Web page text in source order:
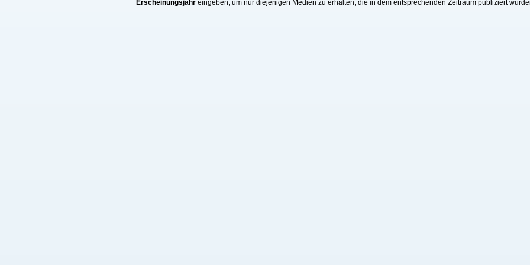
Erscheinungsjahr eingeben, um nur diejenigen Medien zu erhalten, die in dem entsprechenden Zeitraum publiziert